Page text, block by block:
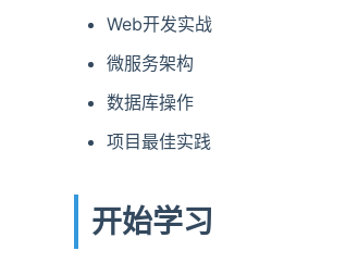
Web开发实战
微服务架构
数据库操作
项目最佳实践
开始学习